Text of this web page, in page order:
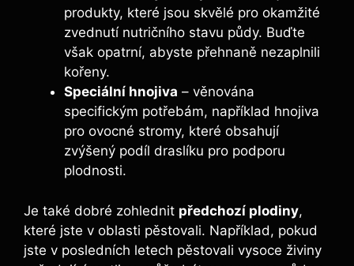
produkty, které jsou skvělé pro okamžité
zvednutí ​nutričního stavu ‌půdy. Buďte
však ‍opatrní, abyste⁢ přehnaně nezaplnili
kořeny.
Speciální hnojiva – věnována
specifickým potřebám, ⁤například hnojiva
⁣pro ovocné stromy, které obsahují
zvýšený podíl draslíku pro ⁢podporu
plodnosti.
Je také dobré zohlednit předchozí plodiny,
⁣které jste v oblasti pěstovali. Například, pokud
jste v⁤ posledních letech pěstovali ‌vysoce živiny